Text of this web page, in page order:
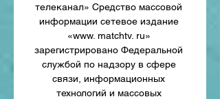
телеканал» Средство массовой
информации сетевое издание
«www. matchtv. ru»
зарегистрировано Федеральной
службой по надзору в сфере
связи, информационных
технологий и массовых